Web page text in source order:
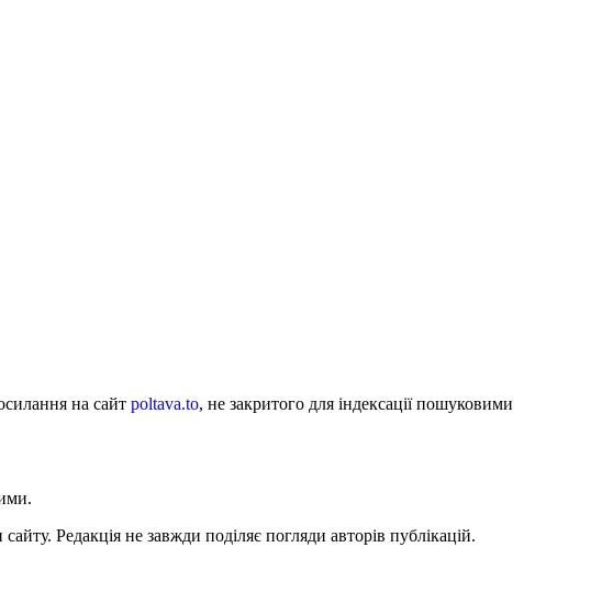
на сайт poltava.to, не закритого для індексації пошуковими
Редакція не завжди поділяє погляди авторів публікацій.